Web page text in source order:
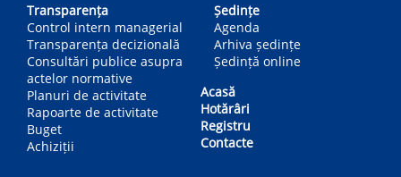
Transparența
Control intern managerial
Transparența decizională
Consultări publice asupra
actelor normative
Planuri de activitate
Rapoarte de activitate
Buget
Achiziții
Ședințe
Agenda
Arhiva ședințe
Ședință online
Acasă
Hotărâri
Registru
Contacte